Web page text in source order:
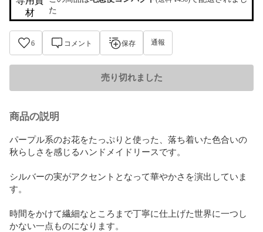
材
た
6 コメント 保存 通報
売り切れました
商品の説明
パープル系のお花をたっぷりと使った、落ち着いた色合いの
秋らしさを感じるハンドメイドリースです。
シルバーの実がアクセントとなって華やかさを演出していま
す。
時間をかけて繊細なところまで丁寧に仕上げた世界に一つし
かない一点ものになります。